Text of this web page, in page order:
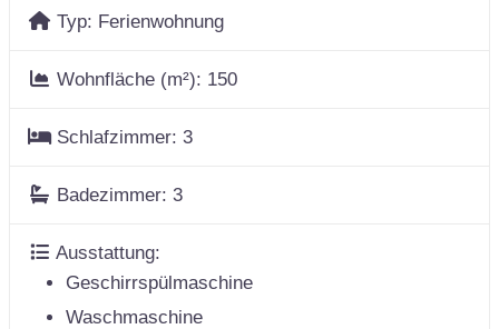
Typ: Ferienwohnung
Wohnfläche (m²): 150
Schlafzimmer:3
Badezimmer:3
Ausstattung:
Geschirrspülmaschine
Waschmaschine